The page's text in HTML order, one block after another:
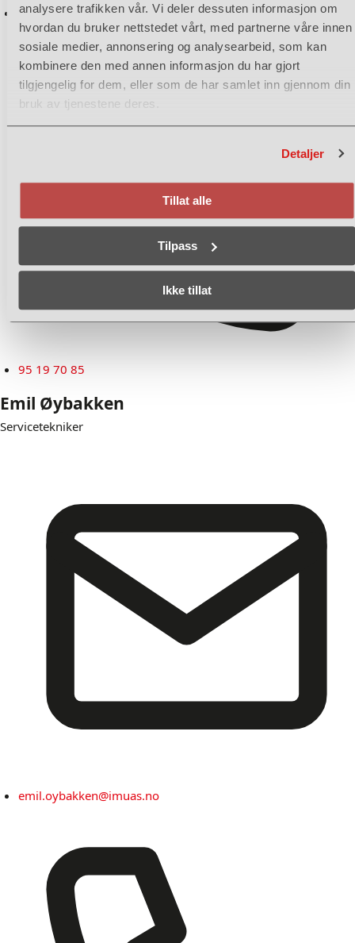
analysere trafikken vår. Vi deler dessuten informasjon om
hvordan du bruker nettstedet vårt, med partnerne våre innen
sosiale medier, annonsering og analysearbeid, som kan
kombinere den med annen informasjon du har gjort
tilgjengelig for dem, eller som de har samlet inn gjennom din
bruk av tjenestene deres.
Detaljer
Tillat alle
Tilpass
Ikke tillat
cato.andersen@imuas.no
95 19 70 85
Emil Øybakken
Servicetekniker
emil.oybakken@imuas.no